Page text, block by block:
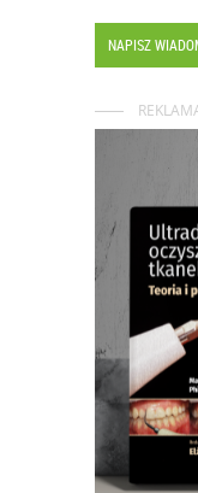
NAPISZ